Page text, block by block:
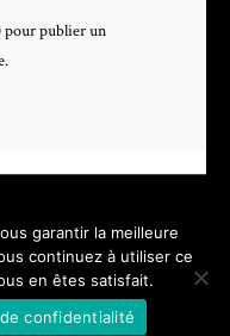
pour publier un
- depuis 2005 -
garantir la meilleure
continuez à utiliser ce
en êtes satisfait.
confidentialité